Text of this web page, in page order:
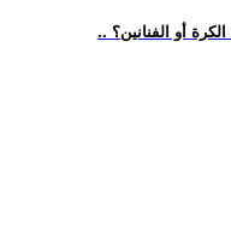
أو الفنانين؟